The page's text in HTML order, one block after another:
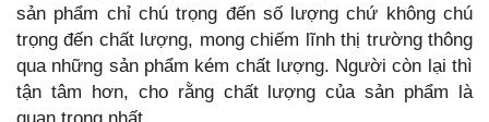
sản phẩm chỉ chú trọng đến số lượng chứ không chú
trọng đến chất lượng, mong chiếm lĩnh thị trường thông
qua những sản phẩm kém chất lượng. Người còn lại thì
tận tâm hơn, cho rằng chất lượng của sản phẩm là